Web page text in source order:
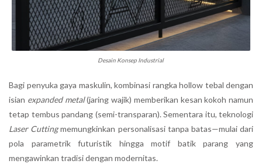
Desain Konsep Industrial
Bagi penyuka gaya maskulin, kombinasi rangka hollow tebal dengan
isian expanded metal(jaring wajik) memberikan kesan kokoh namun
tetap tembus pandang (semi-transparan). Sementara itu, teknologi
Laser Cuttingmemungkinkan personalisasi tanpa batas—mulai dari
pola parametrik futuristik hingga motif batik parang yang
mengawinkan tradisi dengan modernitas.